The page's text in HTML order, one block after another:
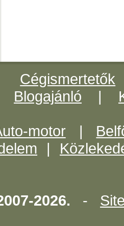
Cégismertetők
Blogajánló |
motor|
|
2026. -